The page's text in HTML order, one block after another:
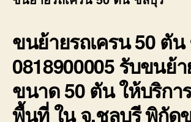
ขนย้ายรถเครน 50 ตั
0818900005 รับขนย้
ขนาด 50 ตัน ให้บริกา
พื้นที่ ใน จ.ชลบุรี พิกั